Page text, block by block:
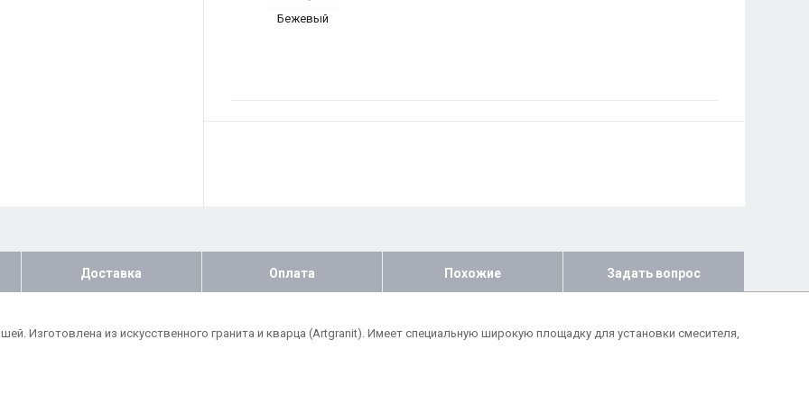
Бежевый
Доставка Оплата Похожие Задать вопрос
Изготовлена из искусственного гранита и кварца (Artgranit). Имеет специальную широкую площадку для установки смесителя,